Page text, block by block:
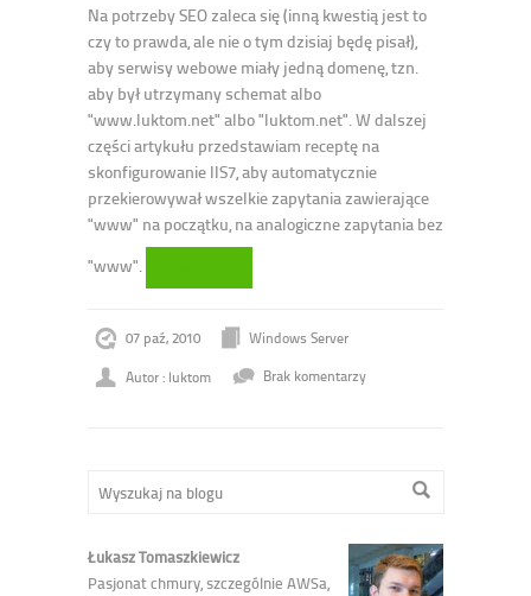
Na potrzeby SEO zaleca się (inną kwestią jest to
czy to prawda, ale nie o tym dzisiaj będę pisał),
aby serwisy webowe miały jedną domenę, tzn.
aby był utrzymany schemat albo
"www.luktom.net" albo "luktom.net". W dalszej
części artykułu przedstawiam receptę na
skonfigurowanie IIS7, aby automatycznie
przekierowywał wszelkie zapytania zawierające
"www" na początku, na analogiczne zapytania bez
"www".
07 paź, 2010
Windows Server
Autor : luktom
Brak komentarzy
Łukasz Tomaszkiewicz
Pasjonat chmury, szczególnie AWSa,